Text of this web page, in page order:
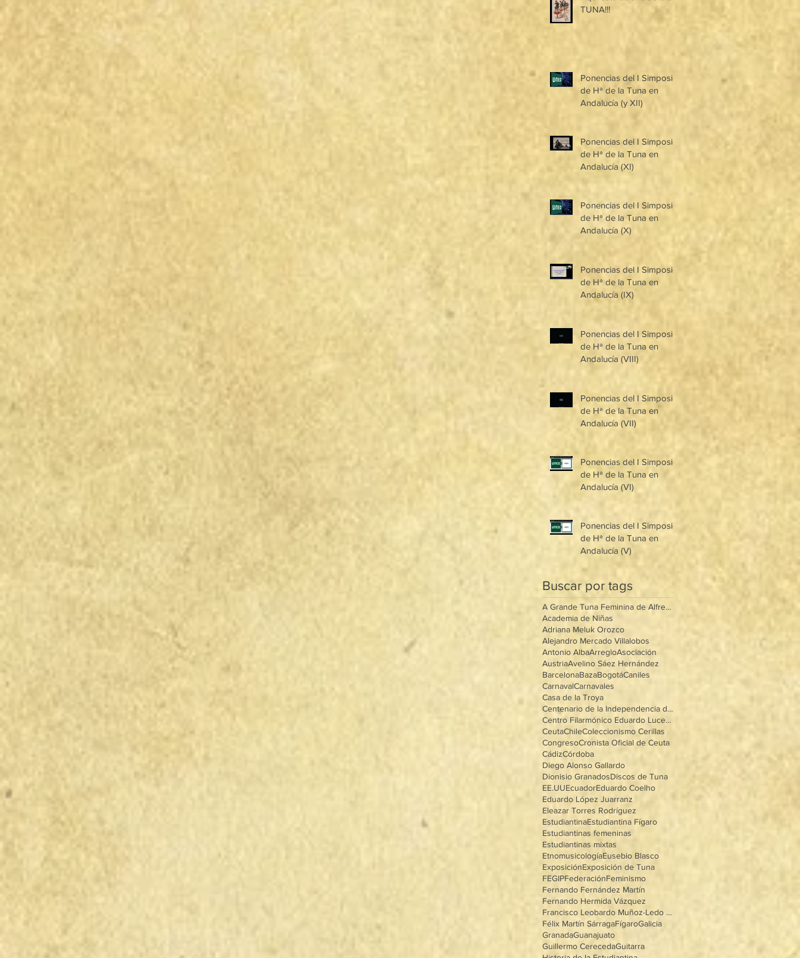
TUNA!!!
Ponencias del I Simposio
de Hª de la Tuna en
Andalucía (y XII)
Ponencias del I Simposio
de Hª de la Tuna en
Andalucía (XI)
Ponencias del I Simposio
de Hª de la Tuna en
Andalucía (X)
Ponencias del I Simposio
de Hª de la Tuna en
Andalucía (IX)
Ponencias del I Simposio
de Hª de la Tuna en
Andalucía (VIII)
Ponencias del I Simposio
de Hª de la Tuna en
Andalucía (VII)
Ponencias del I Simposio
de Hª de la Tuna en
Andalucía (VI)
Ponencias del I Simposio
de Hª de la Tuna en
Andalucía (V)
Buscar por tags
A Grande Tuna Feminina de Alfredo Mântua
Academia de Niñas
Adriana Meluk Orozco
Alejandro Mercado Villalobos
Antonio AlbaArregloAsociación
AustriaAvelino Sáez Hernández
BarcelonaBazaBogotáCaniles
CarnavalCarnavales
Casa de la Troya
Centenario de la Independencia de Méxioo
Centro Filarmónico Eduardo Lucena
CeutaChileColeccionismo Cerillas
CongresoCronista Oficial de Ceuta
CádizCórdoba
Diego Alonso Gallardo
Dionisio GranadosDiscos de Tuna
EE.UUEcuadorEduardo Coelho
Eduardo López Juarranz
Eleazar Torres Rodríguez
EstudiantinaEstudiantina Fígaro
Estudiantinas femeninas
Estudiantinas mixtas
EtnomusicologíaEusebio Blasco
ExposiciónExposición de Tuna
FEGIPFederaciónFeminismo
Fernando Fernández Martín
Fernando Hermida Vázquez
Francisco Leobardo Muñoz-Ledo Villegas
Félix Martín SárragaFígaroGalicia
GranadaGuanajuato
Guillermo CerecedaGuitarra